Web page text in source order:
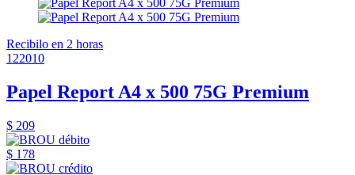
Recibilo en 2 horas
122010
Papel Report A4 x 500 75G Premium
$ 209
$ 178